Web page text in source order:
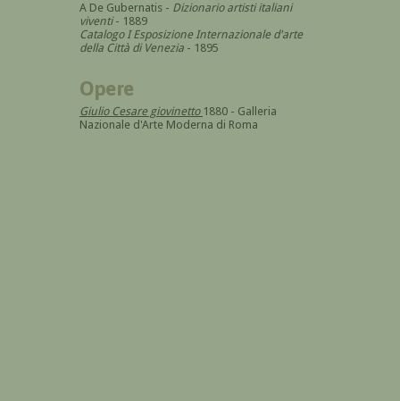
A De Gubernatis - Dizionario artisti italiani
viventi- 1889
Catalogo I Esposizione Internazionale d'arte
della Città di Venezia - 1895
Opere
Giulio Cesare giovinetto 1880 - Galleria
Nazionale d'Arte Moderna di Roma